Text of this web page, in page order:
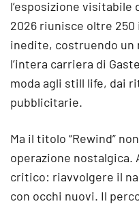
l’esposizione visitabile
2026 riunisce oltre
inedite, costruendo un
l’intera carriera di
moda agli still life, dai
pubblicitarie.
Ma il titolo “Rewind”
operazione nostalgica.
critico: riavvolgere il
con occhi nuovi. Il